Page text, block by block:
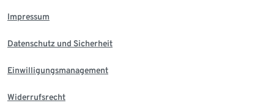
Impressum
Datenschutz und Sicherheit
Einwilligungsmanagement
Widerrufsrecht